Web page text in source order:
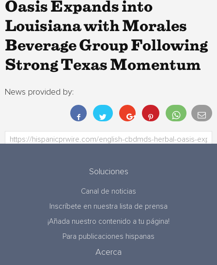
Oasis Expands into
Louisiana with Morales
Beverage Group Following
Strong Texas Momentum
News provided by:
Soluciones
Canal de noticias
Inscríbete en nuestra lista de prensa
¡Añada nuestro contenido a tu página!
Para publicaciones hispanas
Acerca